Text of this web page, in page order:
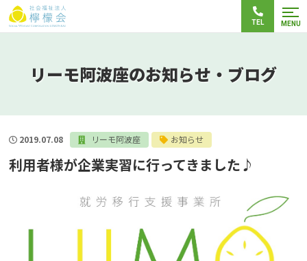
TEL MENU
リーモ阿波座のお知らせ・ブログ
2019.07.08 リーモ阿波座 お知らせ
利用者様が企業実習に行ってきました♪